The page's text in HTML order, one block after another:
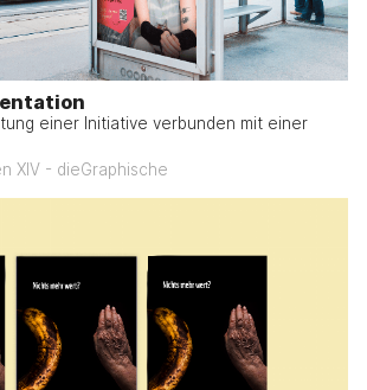
einer Initiative verbunden mit einer
XIV - dieGraphische